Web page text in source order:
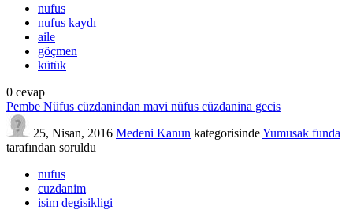
nufus
nufus kaydı
aile
göçmen
kütük
0 cevap
Pembe Nüfus cüzdanindan mavi nüfus cüzdanina gecis
25, Nisan, 2016 Medeni Kanun kategorisindeYumusak funda
tarafından soruldu
nufus
cuzdanim
isim degisikligi